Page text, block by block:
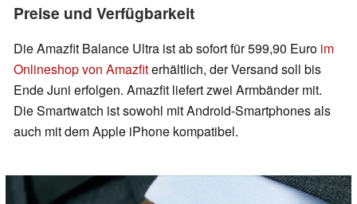
Preise und Verfügbarkeit
Die Amazfit Balance Ultra ist ab sofort für 599,90 Euro im
Onlineshop von Amazfiterhältlich, der Versand soll bis
Ende Juni erfolgen. Amazfit liefert zwei Armbänder mit.
Die Smartwatch ist sowohl mit Android-Smartphones als
auch mit dem Apple iPhone kompatibel.